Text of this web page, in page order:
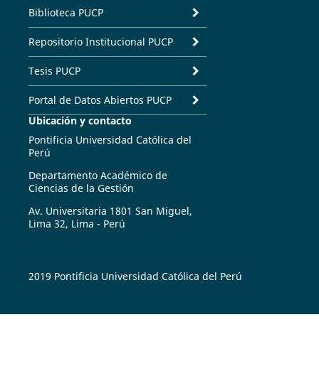
Biblioteca PUCP
Repositorio Institucional PUCP
Tesis PUCP
Portal de Datos Abiertos PUCP
Ubicación y contacto
Pontificia Universidad Católica del
Perú
Departamento Académico de
Ciencias de la Gestión
Av. Universitaria 1801 San Miguel,
Lima 32, Lima - Perú
2019 Pontificia Universidad Católica del Perú